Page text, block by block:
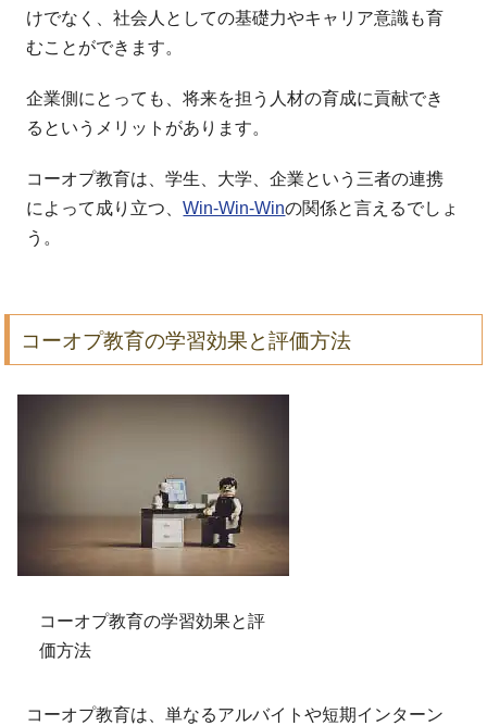
けでなく、社会人としての基礎力やキャリア意識も育
むことができます。
企業側にとっても、将来を担う人材の育成に貢献でき
るというメリットがあります。
コーオプ教育は、学生、大学、企業という三者の連携
によって成り立つ、Win-Win-Winの関係と言えるでしょ
う。
コーオプ教育の学習効果と評価方法
コーオプ教育の学習効果と評
価方法
コーオプ教育は、単なるアルバイトや短期インターン